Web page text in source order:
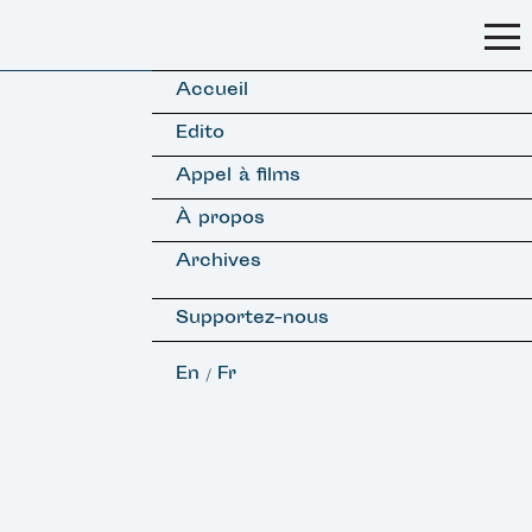
Accueil
Edito
Appel à films
À propos
Archives
Supportez-nous
En / Fr